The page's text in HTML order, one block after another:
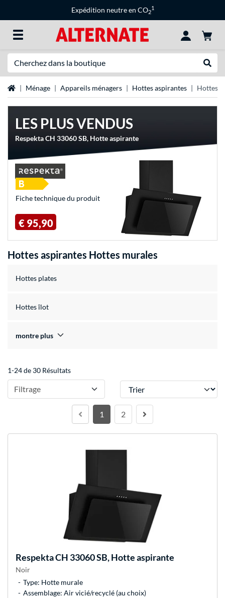
Expédition neutre en CO2
1
Page d'accueil
Ménage Appareils ménagers Hottes aspirantes Hottes
LES PLUS VENDUS
Respekta CH 33060 SB, Hotte aspirante
Fiche technique du produit
€ 95,90
Hottes aspirantes Hottes murales
Hottes plates
Hottes îlot
montre plus
1-24 de 30 Résultats
Filtrage Trier
1 2
RespektaCH 33060 SB, Hotte aspirante
Noir
Type: Hotte murale
Assemblage: Air vicié/recyclé (au choix)